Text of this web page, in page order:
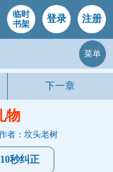
临时
书架
登录 注册
菜单
下一章
物
者：坟头老树
10秒纠正